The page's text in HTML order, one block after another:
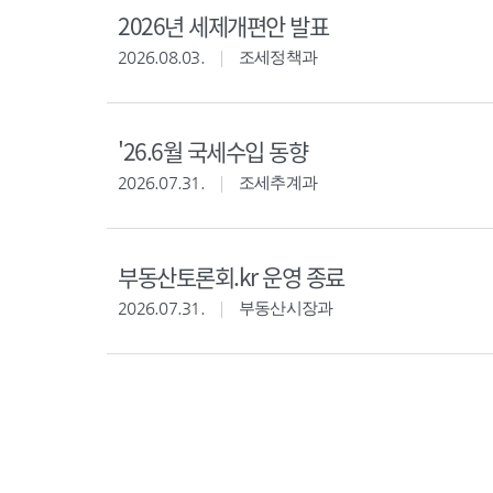
2026년 세제개편안 발표
2026.08.03. 조세정책과
'26.6월 국세수입 동향
2026.07.31. 조세추계과
부동산토론회.kr 운영 종료
2026.07.31. 부동산시장과